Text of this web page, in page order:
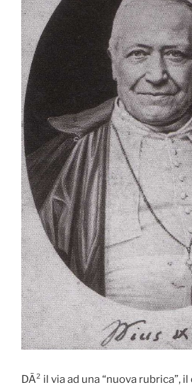
DÃ² il via ad una “nuova rubrica”,